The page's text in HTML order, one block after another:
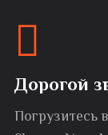
Дорогой
Погрузитесь